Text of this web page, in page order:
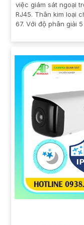
việc giám sát ngoại
RJ45. Thân kim loại
67. Với độ phân giải 5